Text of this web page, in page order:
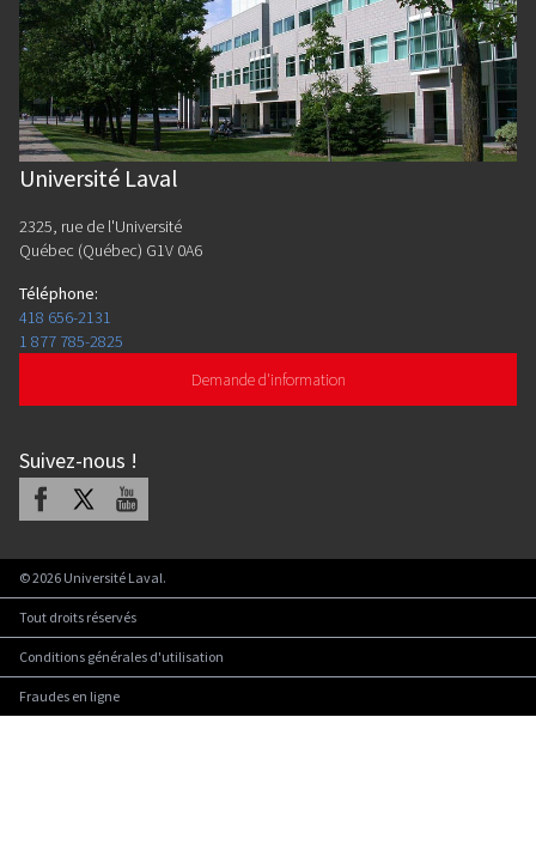
Université Laval
2325, rue de l'Université
Québec (Québec) G1V 0A6
Téléphone:
418 656-2131
1 877 785-2825
Demande d'information
Suivez-nous !
Facebook Youtube
©2026 Université Laval.
Tout droits réservés
Conditions générales d'utilisation
Fraudes en ligne